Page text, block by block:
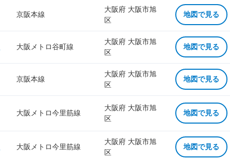
京阪本線
大阪府 大阪市旭
区
地図で見る
大阪メトロ谷町線
大阪府 大阪市旭
区
地図で見る
京阪本線
大阪府 大阪市旭
区
地図で見る
大阪メトロ今里筋線
大阪府 大阪市旭
区
地図で見る
大阪メトロ今里筋線
大阪府 大阪市旭
区
地図で見る